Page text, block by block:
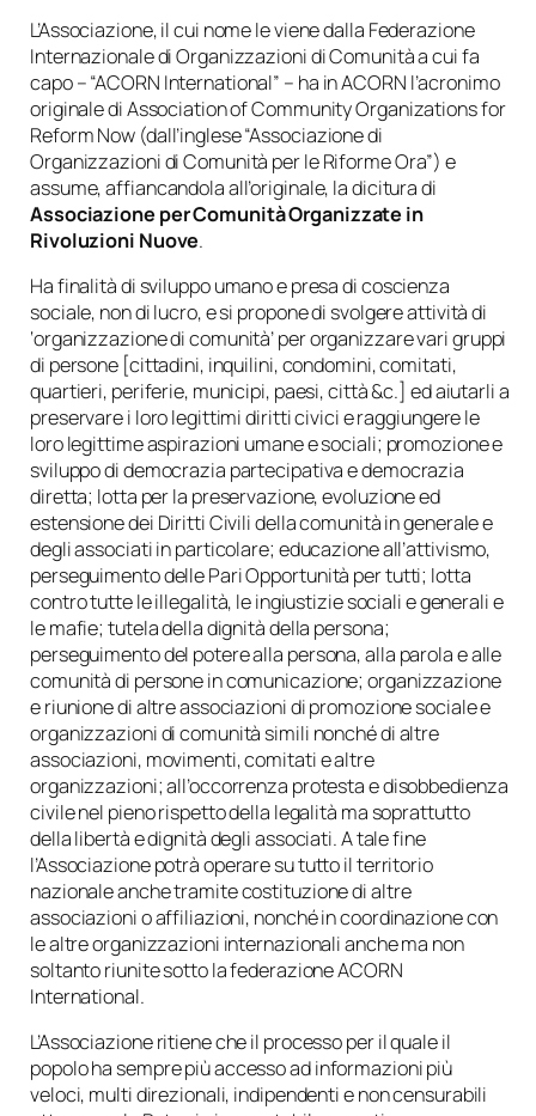
L’Associazione, il cui nome le viene dalla Federazione
Internazionale di Organizzazioni di Comunità a cui fa
capo – “ACORN International” – ha in ACORN l’acronimo
originale di Association of Community Organizations for
Reform Now (dall’inglese “Associazione di
Organizzazioni di Comunità per le Riforme Ora”) e
assume, affiancandola all’originale, la dicitura di
Associazione per Comunità Organizzate in
Rivoluzioni Nuove.
Ha finalità di sviluppo umano e presa di coscienza
sociale, non di lucro, e si propone di svolgere attività di
‘organizzazione di comunità’ per organizzare vari gruppi
di persone [cittadini, inquilini, condomini, comitati,
quartieri, periferie, municipi, paesi, città &c.] ed aiutarli a
preservare i loro legittimi diritti civici e raggiungere le
loro legittime aspirazioni umane e sociali; promozione e
sviluppo di democrazia partecipativa e democrazia
diretta; lotta per la preservazione, evoluzione ed
estensione dei Diritti Civili della comunità in generale e
degli associati in particolare; educazione all’attivismo,
perseguimento delle Pari Opportunità per tutti; lotta
contro tutte le illegalità, le ingiustizie sociali e generali e
le mafie; tutela della dignità della persona;
perseguimento del potere alla persona, alla parola e alle
comunità di persone in comunicazione; organizzazione
e riunione di altre associazioni di promozione sociale e
organizzazioni di comunità simili nonché di altre
associazioni, movimenti, comitati e altre
organizzazioni; all’occorrenza protesta e disobbedienza
civile nel pieno rispetto della legalità ma soprattutto
della libertà e dignità degli associati. A tale fine
l’Associazione potrà operare su tutto il territorio
nazionale anche tramite costituzione di altre
associazioni o affiliazioni, nonché in coordinazione con
le altre organizzazioni internazionali anche ma non
soltanto riunite sotto la federazione ACORN
International.
L’Associazione ritiene che il processo per il quale il
popolo ha sempre più accesso ad informazioni più
veloci, multi direzionali, indipendenti e non censurabili